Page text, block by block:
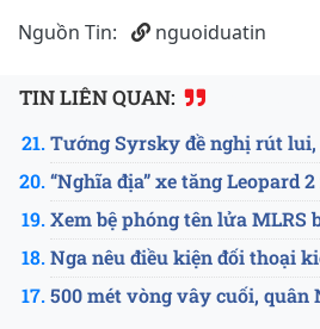
Nguồn Tin: nguoiduatin
TIN LIÊN QUAN:
Tướng Syrsky đề nghị rút
“Nghĩa địa” xe tăng Leopard
Xem bệ phóng tên lửa
Nga nêu điều kiện đối thoại
500 mét vòng vây cuối, quân